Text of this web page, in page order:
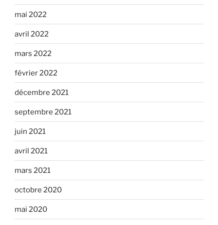
mai 2022
avril 2022
mars 2022
février 2022
décembre 2021
septembre 2021
juin 2021
avril 2021
mars 2021
octobre 2020
mai 2020